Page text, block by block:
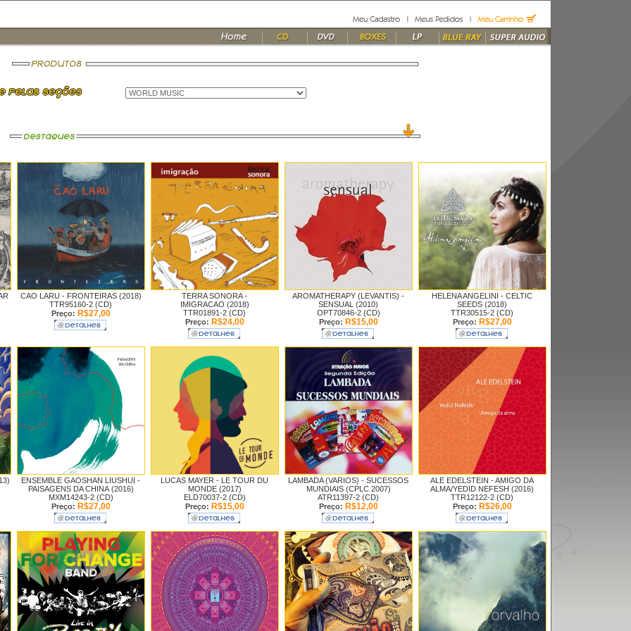
CAO LARU - FRONTEIRAS (2018)
TTR95160-2 (CD)
Preço: R$27,00
TERRA SONORA -
IMIGRACAO (2018)
TTR01891-2 (CD)
Preço: R$24,00
AROMATHERAPY (LEVANTIS) -
SENSUAL (2010)
OPT70846-2 (CD)
Preço: R$15,00
HELENA ANGELINI - CELTIC
SEEDS (2018)
TTR30515-2 (CD)
Preço: R$27,00
ENSEMBLE GAOSHAN LIUSHUI -
PAISAGENS DA CHINA (2016)
MXM14243-2 (CD)
Preço: R$27,00
LUCAS MAYER - LE TOUR DU
MONDE (2017)
ELD70037-2 (CD)
Preço: R$15,00
LAMBADA (VARIOS) - SUCESSOS
MUNDIAIS (CPLC 2007)
ATR11397-2 (CD)
Preço: R$12,00
ALE EDELSTEIN -AMIGO DA
ALMA/YEDID NEFESH (2016)
TTR12122-2 (CD)
Preço: R$26,00